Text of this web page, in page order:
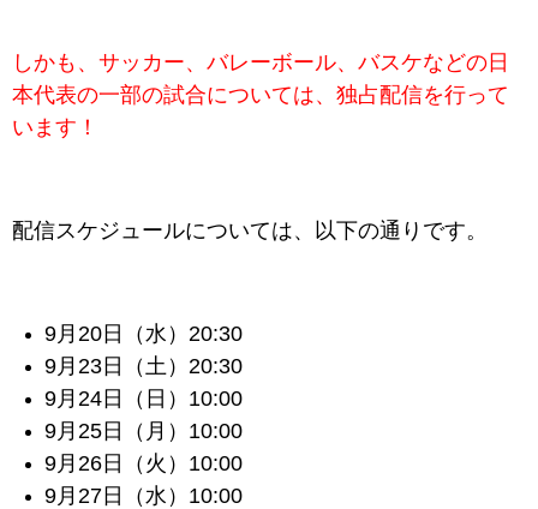
しかも、サッカー、バレーボール、バスケなどの日
本代表の一部の試合については、独占配信を行って
います！
配信スケジュールについては、以下の通りです。
9月20日（水）20:30
9月23日（土）20:30
9月24日（日）10:00
9月25日（月）10:00
9月26日（火）10:00
9月27日（水）10:00